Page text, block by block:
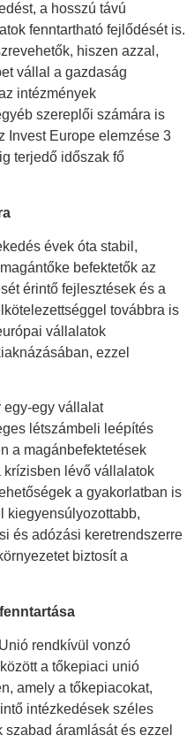
a hosszú távú
fenntartható fejlődését is.
hiszen azzal,
vállal a gazdaság
intézmények
szereplői számára is
Invest Europe elemzése 3
terjedő időszak fő
évek óta stabil,
befektetők az
érintő fejlesztések és a
továbbra is
vállalatok
ezzel
egy-egy vállalat
létszámbeli leépítés
a magánbefektetések
krízisben lévő vállalatok
a gyakorlatban is
kiegyensúlyozottabb,
és adózási keretrendszerre
biztosít a
rendkívül vonzó
a tőkepiaci unió
amely a tőkepiacokat,
intézkedések széles
áramlását és ezzel